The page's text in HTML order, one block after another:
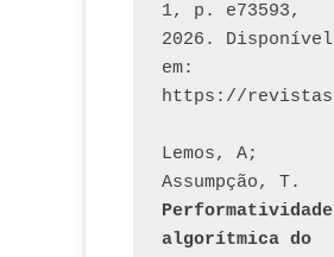
1, p. e73593,
2026. Disponível
em:
Lemos, A;
Performatividade
algorítmica do